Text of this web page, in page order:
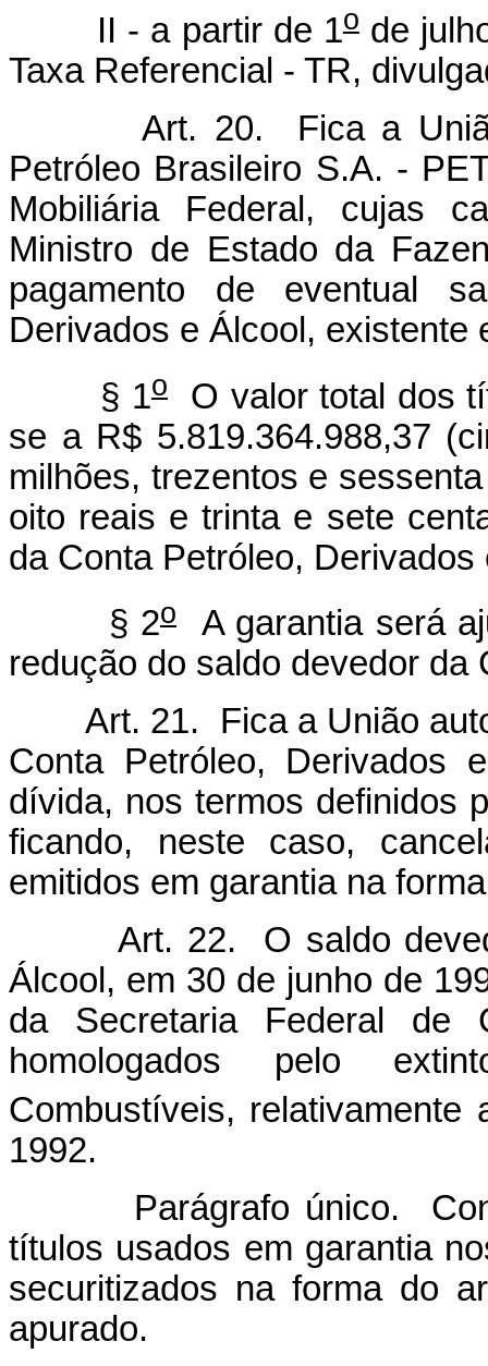
II - a partir de 1ode
Taxa Referencial - TR,
Art. 20. Fica a
Petróleo Brasileiro S.A. -
Mobiliária Federal, cujas
Ministro de Estado da
pagamento de eventual
Derivados e Álcool, existente
§ 1oO valor total dos
se a R$ 5.819.364.988,37
milhões, trezentos e
oito reais e trinta e sete
da Conta Petróleo,
§ 2o
A garantia será
redução do saldo devedor da
Art. 21. Fica a União
Conta Petróleo, Derivados
dívida, nos termos definidos
ficando, neste caso,
emitidos em garantia na
Art. 22. O saldo
Álcool, em 30 de junho de
da Secretaria Federal de
homologados pelo
Combustíveis,
1992.
Parágrafo único.
títulos usados em garantia
securitizados na forma do
apurado.